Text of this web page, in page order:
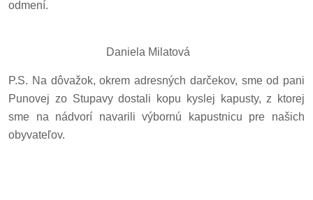
odmení.
Daniela Milatová
P.S. Na dôvažok, okrem adresných darčekov, sme od pani
Punovej zo Stupavy dostali kopu kyslej kapusty, z ktorej
sme na nádvorí navarili výbornú kapustnicu pre našich
obyvateľov.